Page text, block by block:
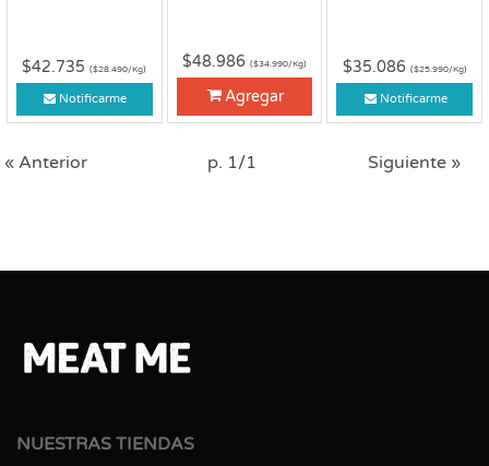
$42.735($28.490/Kg)
Notificarme
$48.986 ($34.990/Kg)
Agregar
$35.086 ($25.990/Kg)
Notificarme
« Anterior p. 1/1 Siguiente »
NUESTRAS TIENDAS